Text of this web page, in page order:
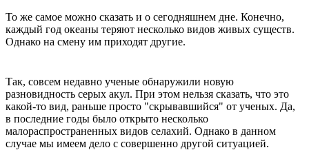
То же самое можно сказать и о сегодняшнем дне. Конечно,
каждый год океаны теряют несколько видов живых существ.
Однако на смену им приходят другие.
Так, совсем недавно ученые обнаружили новую
разновидность серых акул. При этом нельзя сказать, что это
какой-то вид, раньше просто "скрывавшийся" от ученых. Да,
в последние годы было открыто несколько
малораспространенных видов селахий. Однако в данном
случае мы имеем дело с совершенно другой ситуацией.